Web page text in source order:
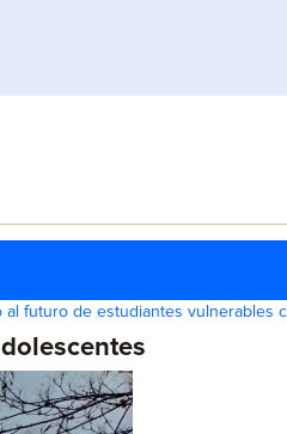
al futuro de estudiantes vulnerables